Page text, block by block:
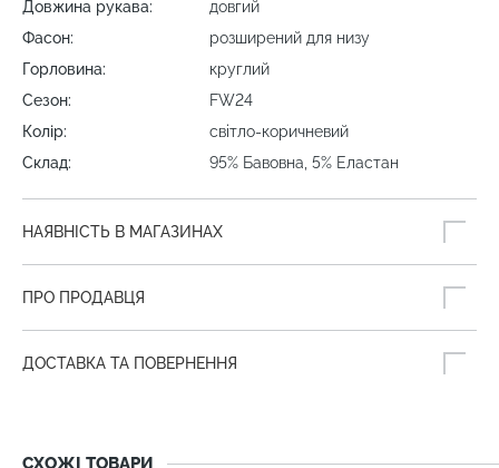
Довжина рукава:
довгий
Фасон:
розширений для низу
Горловина:
круглий
Сезон:
FW24
Колір:
світло-коричневий
Склад:
95% Бавовна, 5% Еластан
НАЯВНІСТЬ В МАГАЗИНАХ
ПРО ПРОДАВЦЯ
ДОСТАВКА ТА ПОВЕРНЕННЯ